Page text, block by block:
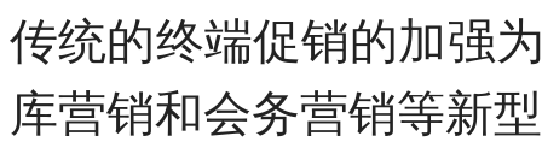
传统的终端促销的加强
库营销和会务营销等新